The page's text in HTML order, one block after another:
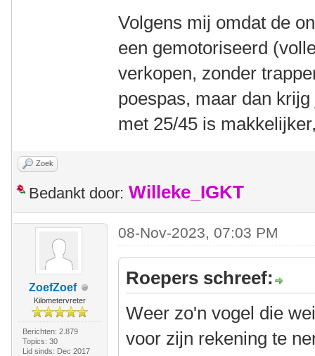
Volgens mij omdat de
een gemotoriseerd
verkopen, zonder
poespas, maar dan
met 25/45 is
Zoek
Bedankt door: Willeke_IGKT
ZoefZoef
Kilometervreter
Berichten: 2.879
Topics: 30
Lid sinds: Dec 2017
08-Nov-2023, 07:03 PM
Roepers schreef:
Weer zo'n vogel die
voor zijn rekening te